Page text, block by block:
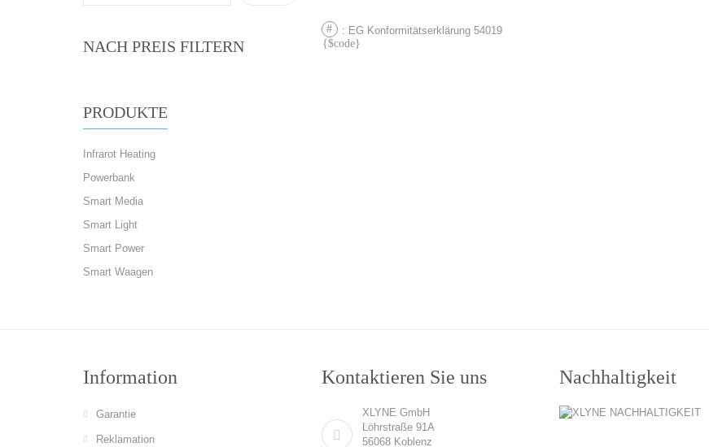
NACH PREIS FILTERN
PRODUKTE
Infrarot Heating
Powerbank
Smart Media
Smart Light
Smart Power
Smart Waagen
VORHERIGER
BEITRAG
: EG Konformitätserklärung 54019
Information
Garantie
Reklamation
Kontaktieren Sie uns
XLYNE GmbH
Löhrstraße 91A
56068 Koblenz
Nachhaltigkeit